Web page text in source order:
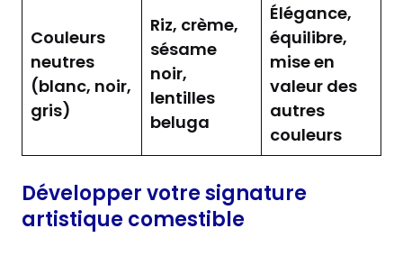
Couleurs
neutres
(blanc, noir,
gris)
Riz, crème,
sésame
noir,
lentilles
beluga
Élégance,
équilibre,
mise en
valeur des
autres
couleurs
Développer votre signature
artistique comestible